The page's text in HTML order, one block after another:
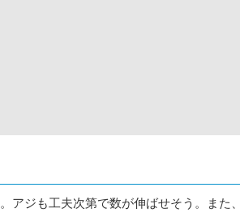
アジも工夫次第で数が伸ばせそう。また、